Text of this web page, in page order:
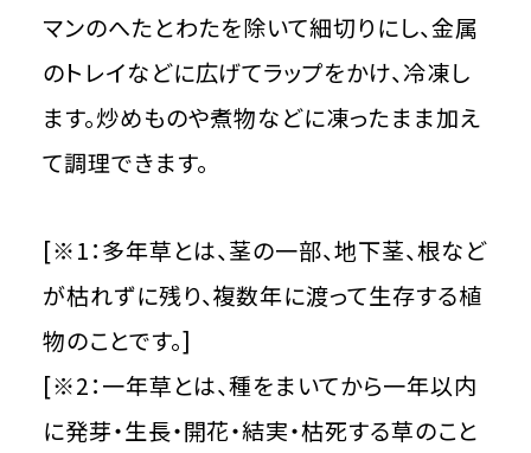
マンのへたとわたを除いて細切りにし、金属
のトレイなどに広げてラップをかけ、冷凍し
ます。炒めものや煮物などに凍ったまま加え
て調理できます。
[※1：多年草とは、茎の一部、地下茎、根など
が枯れずに残り、複数年に渡って生存する植
物のことです。]
[※2：一年草とは、種をまいてから一年以内
に発芽・生長・開花・結実・枯死する草のこと